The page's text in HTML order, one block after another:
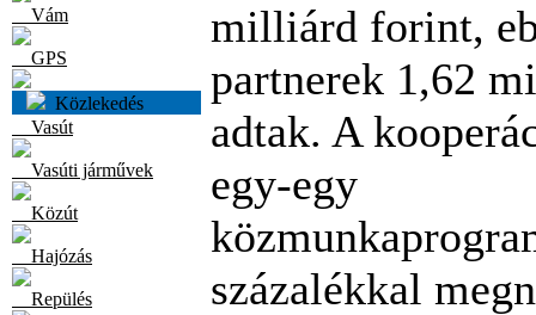
Vám
GPS
Közlekedés
Vasút
Vasúti járművek
Közút
Hajózás
Repülés
milliárd forint,
partnerek 1,62
adtak. A
egy-egy
százalékkal